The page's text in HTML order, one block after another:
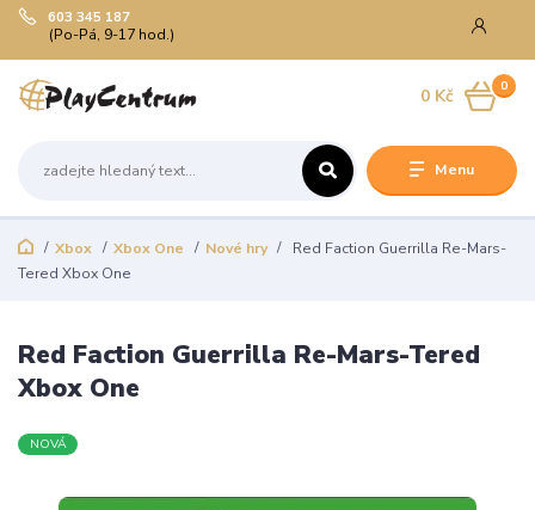
Menu
603 345 187
(Po-Pá, 9-17 hod.)
0
0 Kč
Xbox Xbox One Nové hry
Red Faction Guerrilla Re-Mars-
Tered Xbox One
Red Faction Guerrilla Re-Mars-Tered
Xbox One
NOVÁ